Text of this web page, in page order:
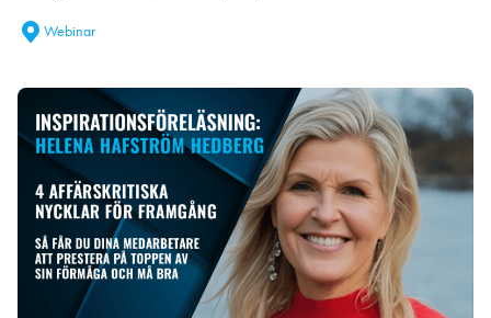
Webinar